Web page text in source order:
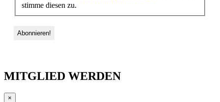
stimme diesen zu.
MITGLIED WERDEN
×